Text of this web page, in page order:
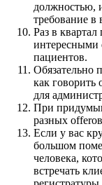
должностью,
требование в
Раз в
интересными
пациентов.
Обязательно
как
для
При
разных
Если у вас
большом
человека,
встречать